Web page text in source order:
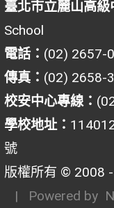
臺北市立麗山高級
School
電話： (02) 2657-
傳真： (02) 2658-
校安中心專線：
學校地址：
號
版權所有 © 2008
| Powered by